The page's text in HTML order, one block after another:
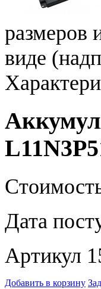
размеров
виде
Дата
Артикул
Добавить в корзину